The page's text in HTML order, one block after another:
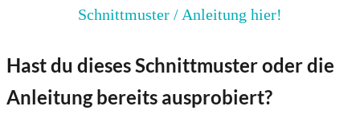
Schnittmuster / Anleitung hier!
Hast du dieses Schnittmuster oder die
Anleitung bereits ausprobiert?